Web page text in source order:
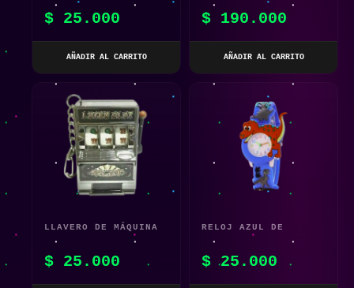
DE SIMULACIÓN PARA
NIÑOS – JUGUETE
$ 25.000
AÑADIR AL CARRITO
TELEDIRIGIDO ROSA
1:14 CON DETECCIÓN
$ 190.000
AÑADIR AL CARRITO
LLAVERO DE MÁQUINA
JUGUETE
$ 25.000
RELOJ AZUL DE
NIÑOS
$ 25.000